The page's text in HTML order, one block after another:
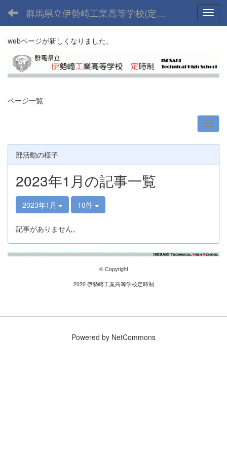
群馬県立伊勢崎工業高等学校(定時制課程)
webページが新しくなりました。
ページ一覧
部活動の様子
2023年1月の記事一覧
2023年1月 10件
記事がありません。
© Copyright
2020 伊勢崎工業高等学校定時制
Powered by NetCommons